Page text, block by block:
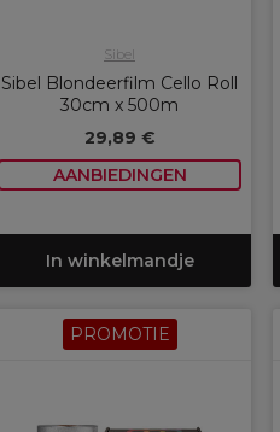
Sibel
Sibel Blondeerfilm Cello Roll
30cm x 500m
29,89 €
AANBIEDINGEN
In winkelmandje
PROMOTIE